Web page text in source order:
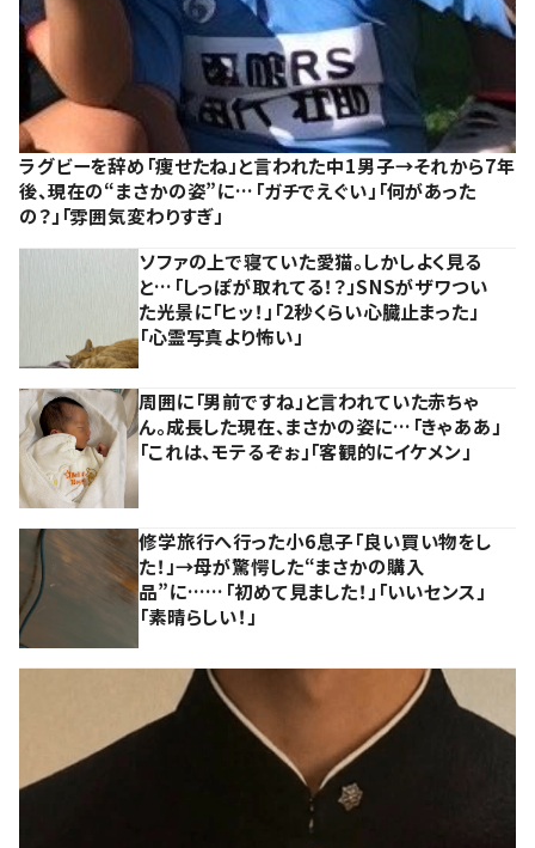
ラグビーを辞め「痩せたね」と言われた中1男子→それから7年
後、現在の“まさかの姿”に…「ガチでえぐい」「何があった
の？」「雰囲気変わりすぎ」
ソファの上で寝ていた愛猫。しかしよく見る
と…「しっぽが取れてる！？」SNSがザワつい
た光景に「ヒッ！」「2秒くらい心臓止まった」
「心霊写真より怖い」
周囲に「男前ですね」と言われていた赤ちゃ
ん。成長した現在、まさかの姿に…「きゃああ」
「これは、モテるぞぉ」「客観的にイケメン」
修学旅行へ行った小6息子「良い買い物をし
た！」→母が驚愕した“まさかの購入
品”に……「初めて見ました！」「いいセンス」
「素晴らしい！」